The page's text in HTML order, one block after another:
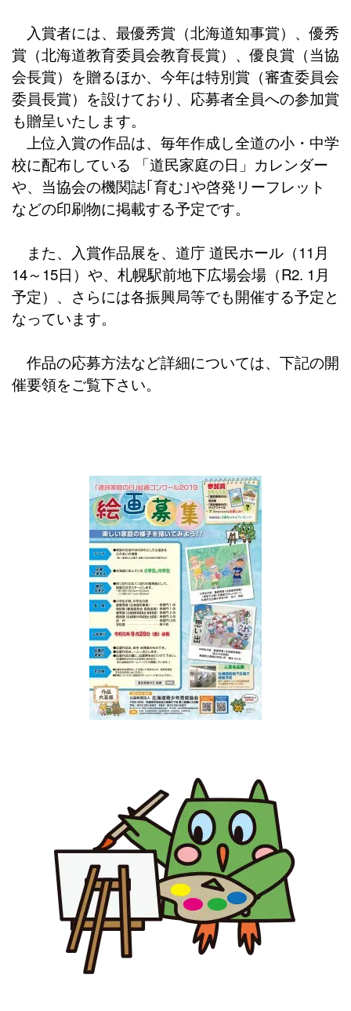
入賞者には、最優秀賞（北海道知事賞）、優秀
賞（北海道教育委員会教育長賞）、優良賞（当協
会長賞）を贈るほか、今年は特別賞（審査委員会
委員長賞）を設けており、応募者全員への参加賞
も贈呈いたします。
上位入賞の作品は、毎年作成し全道の小・中学
校に配布している 「道民家庭の日」カレンダー
や、当協会の機関誌｢育む｣や啓発リーフレット
などの印刷物に掲載する予定です。
また、入賞作品展を、道庁 道民ホール（11月
14～15日）や、札幌駅前地下広場会場（R2. 1月
予定）、さらには各振興局等でも開催する予定と
なっています。
作品の応募方法など詳細については、下記の開
催要領をご覧下さい。